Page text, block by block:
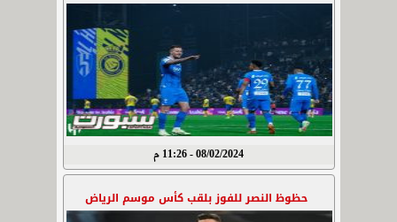
08/02/2024 - 11:26 م
حظوظ النصر للفوز بلقب كأس موسم الرياض